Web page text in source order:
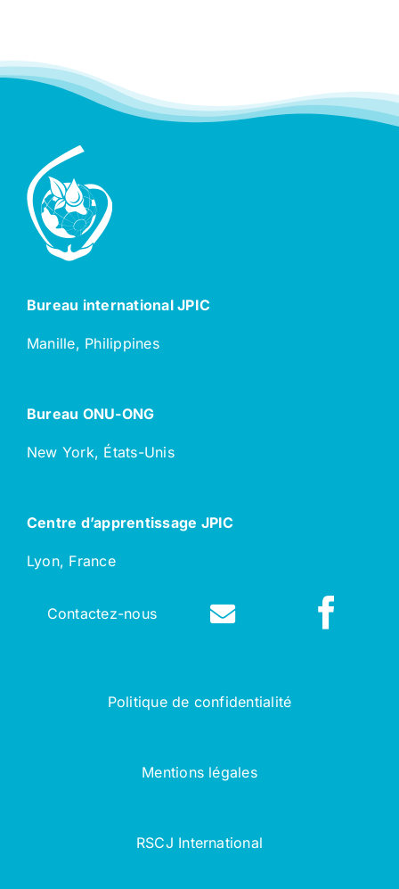
Bureau international JPIC
Manille, Philippines
Bureau ONU-ONG
New York, États-Unis
Centre d’apprentissage JPIC
Lyon, France
Contactez-nous
Politique de confidentialité
Mentions légales
RSCJ International